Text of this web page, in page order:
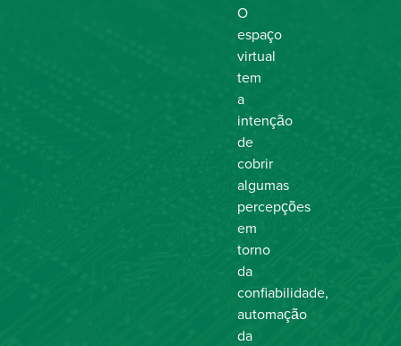
O
espaço
virtual
tem
a
intenção
de
cobrir
algumas
percepções
em
torno
da
confiabilidade,
automação
da